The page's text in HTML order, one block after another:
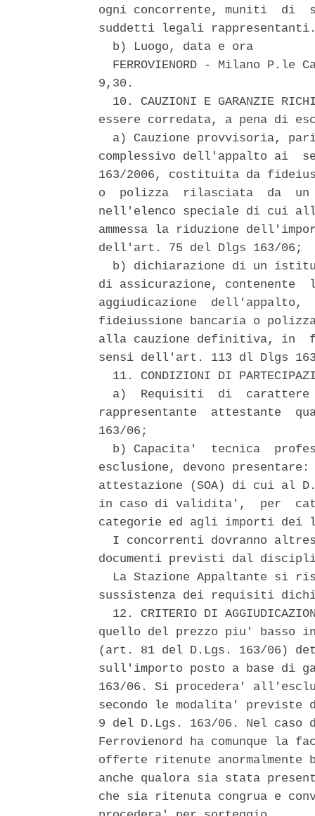
ogni concorrente, muniti  di
suddetti legali
  b) Luogo, data e ora
FERROVIENORD - Milano P.le
9,30.
10. CAUZIONI E GARANZIE
essere corredata, a pena di
a) Cauzione provvisoria,
complessivo dell'appalto ai
163/2006, costituita da
o  polizza  rilasciata  da
nell'elenco speciale di cui
ammessa la riduzione
dell'art. 75 del Dlgs 163/06;
b) dichiarazione di un
di assicurazione,
aggiudicazione
fideiussione bancaria o
alla cauzione definitiva, in
sensi dell'art. 113 dl Dlgs
11. CONDIZIONI DI
a)  Requisiti  di
rappresentante  attestante
163/06;
b) Capacita'  tecnica
esclusione, devono
attestazione (SOA) di cui al
in caso di validita',  per
categorie ed agli importi dei
I concorrenti dovranno
documenti previsti dal
La Stazione Appaltante si
sussistenza dei requisiti
12. CRITERIO DI
quello del prezzo piu' basso
(art. 81 del D.Lgs. 163/06)
sull'importo posto a base di
163/06. Si procedera'
secondo le modalita' previste
9 del D.Lgs. 163/06. Nel
Ferrovienord ha comunque
offerte ritenute anormalmente
anche qualora sia stata
che sia ritenuta congrua e